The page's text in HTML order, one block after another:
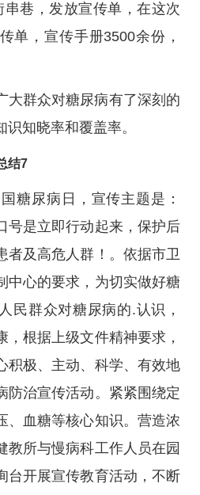
巷，发放宣传单，在这次
单，宣传手册3500余份，
大群众对糖尿病有了深刻的
知晓率和覆盖率。
结7
糖尿病日，宣传主题是：
号是立即行动起来，保护后
者及高危人群！。依据市卫
中心的要求，为切实做好糖
民群众对糖尿病的.认识，
根据上级文件精神要求，
积极、主动、科学、有效地
防治宣传活动。紧紧围绕定
、血糖等核心知识。营造浓
教所与慢病科工作人员在园
台开展宣传教育活动，不断